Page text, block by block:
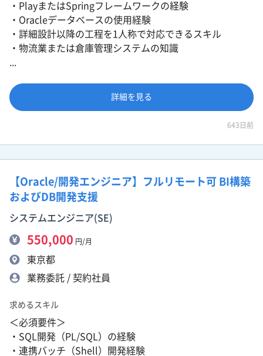
・PlayまたはSpringフレームワークの経験
・Oracleデータベースの使用経験
・詳細設計以降の工程を1人称で対応できるスキル
・物流業または倉庫管理システムの知識
詳細を見る
643日前
【Oracle/開発エンジニア】フルリモート可 BI構築
およびDB開発支援
システムエンジニア(SE)
550,000 円/月
東京都
業務委託 / 契約社員
求めるスキル
＜必須要件＞
・SQL開発（PL/SQL）の経験
・連携バッチ（Shell）開発経験